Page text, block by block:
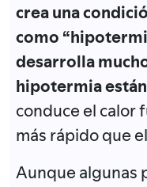
crea una
como
desarrolla
hipotermia
conduce el calor
más rápido que
Aunque algunas